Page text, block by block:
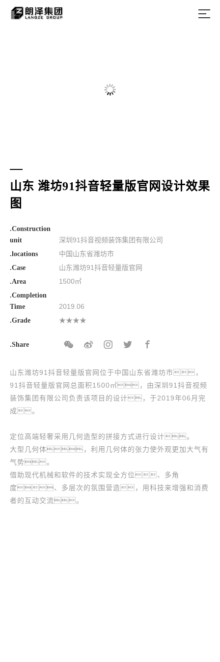
山东 潍坊91抖音轻量版官网设计效果
图
.Construction
unit
深圳91抖音视频装饰集团有限公司
.locations 中国山东省潍坊市
.Case 山东潍坊91抖音轻量版官网
.Area 1500㎡
.Completion
Time
2019.06
.Grade ★★★★
.Share
山东潍坊91抖音轻量版官网位于中国山东省潍坊市，
91抖音轻量版官网总面积1500㎡，由深圳91抖音视频
装饰集团有限公司负责该项目的设计，于2019年06月完
成。
定位高端轻奢采用几何造型的拼接方式进行设计。
大型几何体，利用几何体的张力使外观更加大气有
气势。
借助现代机械和软件的技术实现全方位、多角
度、多层次的氛围营造，用科技来增强和消费
者的互动交流。